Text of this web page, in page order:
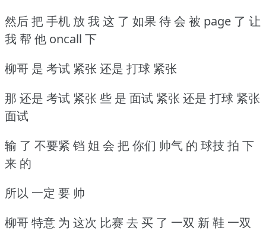
然后 把 手机 放 我 这 了 如果 待 会 被 page 了 让
我 帮 他 oncall 下
柳哥 是 考试 紧张 还是 打球 紧张
那 还是 考试 紧张 些 是 面试 紧张 还是 打球 紧张
面试
输 了 不要紧 铛 姐 会 把 你们 帅气 的 球技 拍 下
来 的
所以 一定 要 帅
柳哥 特意 为 这次 比赛 去 买 了 一双 新 鞋 一双